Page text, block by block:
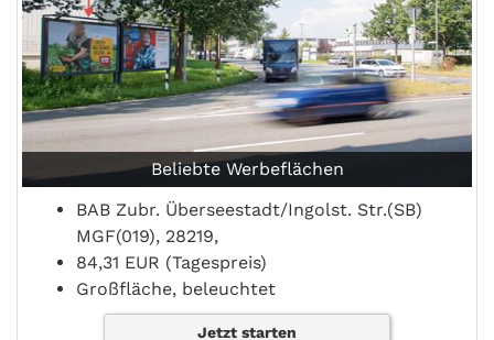
Beliebte Werbeflächen
BAB Zubr. Überseestadt/Ingolst. Str.(SB)
MGF(019), 28219,
84,31 EUR (Tagespreis)
Großfläche, beleuchtet
Jetzt starten